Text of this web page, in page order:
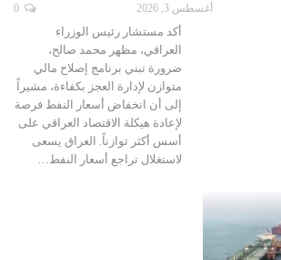
أغسطس 3, 2026
أكد مستشار رئيس الوزراء
العراقي، مظهر محمد صالح،
ضرورة تبني برنامج إصلاح مالي
متوازن لإدارة العجز بكفاءة، مشيراً
إلى أن انخفاض أسعار النفط فرصة
لإعادة هيكلة الاقتصاد العراقي على
أسس أكثر توازناً. العراق يسعى
لاستغلال تراجع أسعار النفط…